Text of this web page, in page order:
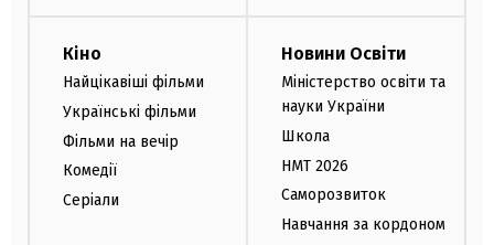
Кіно
Найцікавіші фільми
Українські фільми
Фільми на вечір
Комедії
Серіали
Новини Освіти
Міністерство освіти та
науки України
Школа
НМТ 2026
Саморозвиток
Навчання за кордоном